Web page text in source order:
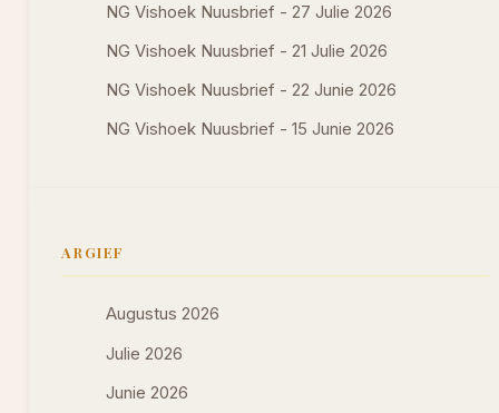
NG Vishoek Nuusbrief - 27 Julie 2026
NG Vishoek Nuusbrief - 21 Julie 2026
NG Vishoek Nuusbrief - 22 Junie 2026
NG Vishoek Nuusbrief - 15 Junie 2026
ARGIEF
Augustus 2026
Julie 2026
Junie 2026